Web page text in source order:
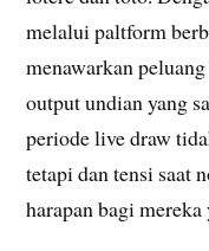
melalui paltform
menawarkan
output undian yang
periode live draw
tetapi dan tensi saat
harapan bagi